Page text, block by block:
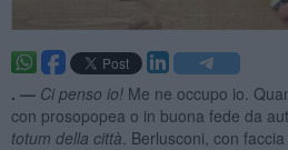
. — Ci penso io!Me ne occupo io.
con prosopopea o in buona fede da
totum della città . Berlusconi, con